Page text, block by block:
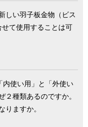
しい羽子板金物（ビス
て使用することは可
内使い用」と「外使い
２種類あるのですか。
りますか。